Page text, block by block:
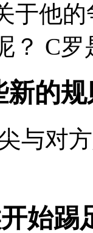
于他
？ C
的
与对
始踢